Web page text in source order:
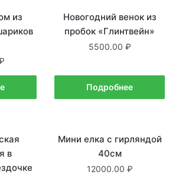
из
Новогодний венок из
пробок «Глинтвейн»
5500.00
Подробнее
в
Нет в наличии
Мини елка с гирляндой
40см
12000.00